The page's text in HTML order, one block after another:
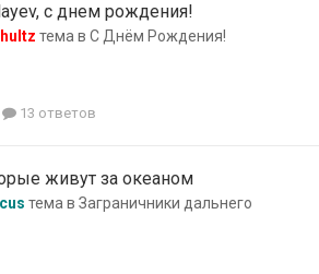
с днем рождения!
тема в С Днём Рождения!
13 ответов
живут за океаном
тема в Заграничники дальнего